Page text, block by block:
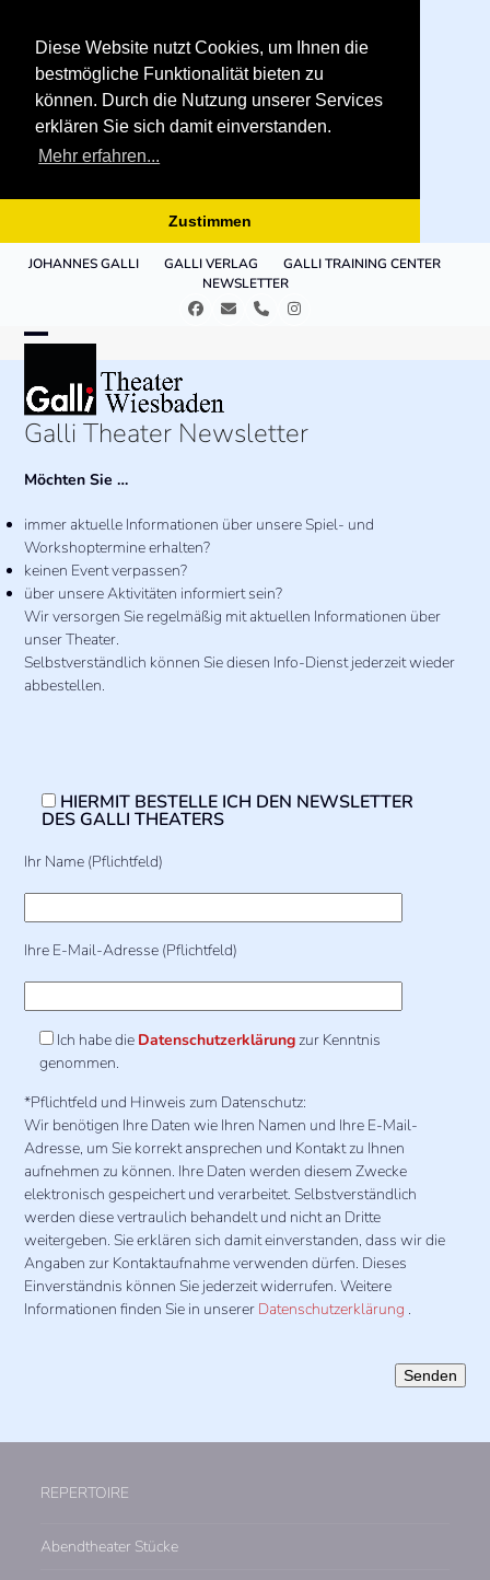
Diese Website nutzt Cookies, um Ihnen die
bestmögliche Funktionalität bieten zu
können. Durch die Nutzung unserer Services
erklären Sie sich damit einverstanden.
Mehr erfahren...
Zustimmen
JOHANNES GALLI GALLI VERLAG
GALLI TRAINING CENTER
NEWSLETTER
Facebook
E- TelefonInstagram
mobile
menu
mobile
menu
Galli Theater Newsletter
Möchten Sie …
immer aktuelle Informationen über unsere Spiel- und
Workshoptermine erhalten?
keinen Event verpassen?
über unsere Aktivitäten informiert sein?
Wir versorgen Sie regelmäßig mit aktuellen Informationen über
unser Theater.
Selbstverständlich können Sie diesen Info-Dienst jederzeit wieder
abbestellen.
HIERMIT BESTELLE ICH DEN NEWSLETTER
DES GALLI THEATERS
Ihr Name (Pflichtfeld)
Ihre E-Mail-Adresse (Pflichtfeld)
Ich habe die Datenschutzerklärung zur Kenntnis
genommen.
*Pflichtfeld und Hinweis zum Datenschutz:
Wir benötigen Ihre Daten wie Ihren Namen und Ihre E-Mail-
Adresse, um Sie korrekt ansprechen und Kontakt zu Ihnen
aufnehmen zu können. Ihre Daten werden diesem Zwecke
elektronisch gespeichert und verarbeitet. Selbstverständlich
werden diese vertraulich behandelt und nicht an Dritte
weitergeben. Sie erklären sich damit einverstanden, dass wir die
Angaben zur Kontaktaufnahme verwenden dürfen. Dieses
Einverständnis können Sie jederzeit widerrufen. Weitere
Informationen finden Sie in unserer Datenschutzerklärung .
REPERTOIRE
Abendtheater Stücke